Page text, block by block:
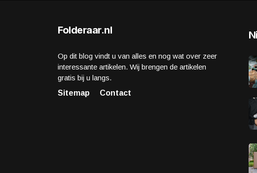
Folderaar.nl
Op dit blog vindt u van alles en nog wat over zeer
interessante artikelen. Wij brengen de artikelen
gratis bij u langs.
Sitemap
Contact